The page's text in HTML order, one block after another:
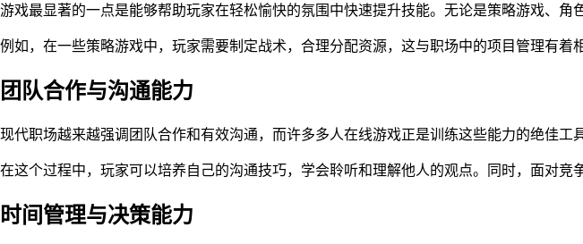
游戏最显著的一点是能够帮助玩家在轻松愉快的氛围中快速提升技能。无论是策略游戏、
例如，在一些策略游戏中，玩家需要制定战术，合理分配资源，这与职场中的项目管理有
团队合作与沟通能力
现代职场越来越强调团队合作和有效沟通，而许多多人在线游戏正是训练这些能力的绝佳工
在这个过程中，玩家可以培养自己的沟通技巧，学会聆听和理解他人的观点。同时，面对
时间管理与决策能力